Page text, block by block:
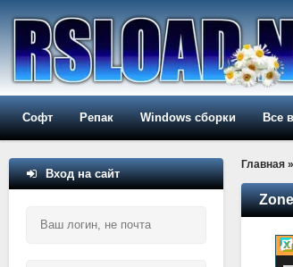
Софт Репак Windows сборки Все
Главная »
Вход на сайт